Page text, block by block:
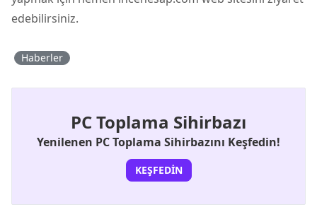
edebilirsiniz.
Haberler
PC Toplama Sihirbazı
Yenilenen PC Toplama Sihirbazını Keşfedin!
KEŞFEDIN